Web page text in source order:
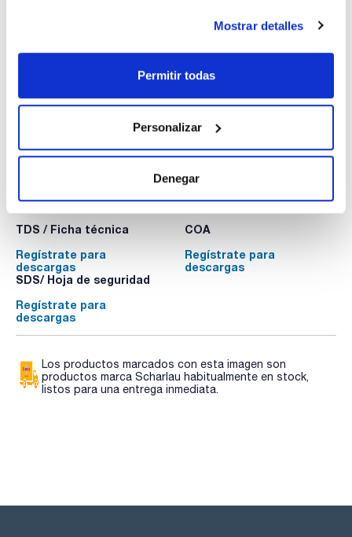
Mostrar detalles
Permitir todas
Personalizar
Denegar
Ver stock
Documentación técnica
TDS / Ficha técnica
Regístrate para
descargas
COA
Regístrate para
descargas
SDS/ Hoja de seguridad
Regístrate para
descargas
Los productos marcados con esta imagen son
productos marca Scharlau habitualmente en stock,
listos para una entrega inmediata.